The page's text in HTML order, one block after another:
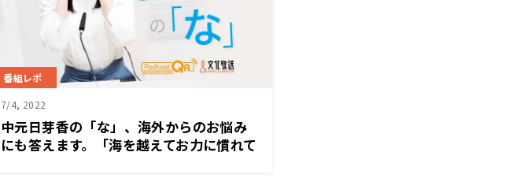
番組レポ
7/4, 2022
中元日芽香の「な」、海外からのお悩み
にも答えます。「海を越えてお力に慣れて